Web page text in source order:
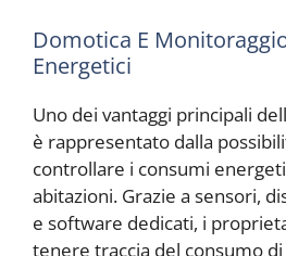
Domotica E
Energetici
Uno dei vantaggi principali
è rappresentato dalla
controllare i consumi
abitazioni. Grazie a sensori,
e software dedicati, i
tenere traccia del consumo